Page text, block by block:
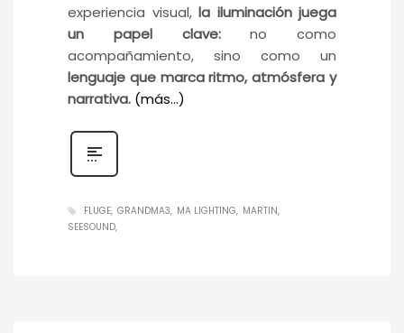
experiencia visual, la iluminación juega
un papel clave:no como
acompañamiento, sino como un
lenguaje que marca ritmo, atmósfera y
narrativa. (más…)
FLUGE GRANDMA3 MA LIGHTING MARTIN
SEESOUND